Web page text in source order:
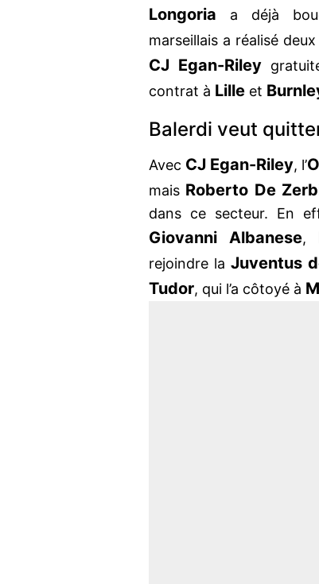
Longoria a déjà
marseillais a réalisé
CJ Egan-Riley
contrat à Lille et
Balerdi veut
Avec CJ Egan-Riley, l’
mais Roberto De
dans ce secteur. En
Giovanni Albanese,
rejoindre laJuventus
Tudor, qui l’a côtoyé à